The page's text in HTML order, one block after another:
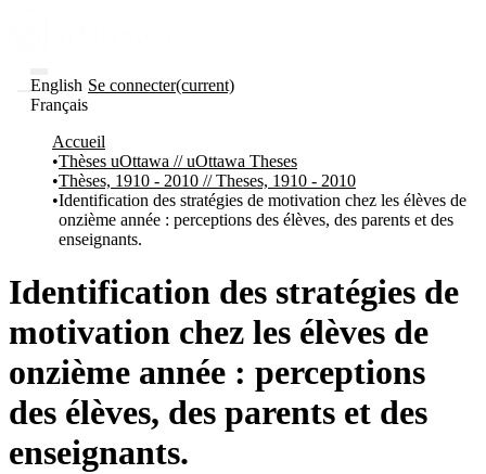
English
Français
Se connecter(current)
et collections
Parcourir
Statistiques
À
propos
Recherche
uO
Comment
soumettre
thèse
Comment
déposer
recherche
Accueil
Thèses uOttawa // uOttawa Theses
Thèses, 1910 - 2010 // Theses, 1910 - 2010
Identification des stratégies de motivation chez les élèves de
onzième année : perceptions des élèves, des parents et des
enseignants.
Identification des stratégies de
motivation chez les élèves de
onzième année : perceptions
des élèves, des parents et des
enseignants.